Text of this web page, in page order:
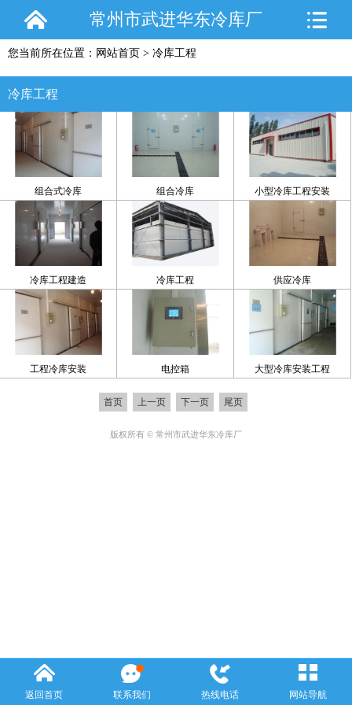
常州市武进华东冷库厂
您当前所在位置： 网站首页 > 冷库工程
冷库工程
组合式冷库 组合冷库 小型冷库工程安装
冷库工程建造 冷库工程 供应冷库
工程冷库安装 电控箱 大型冷库安装工程
首页 上一页 下一页 尾页
版权所有 © 常州市武进华东冷库厂
返回首页 联系我们 热线电话 网站导航